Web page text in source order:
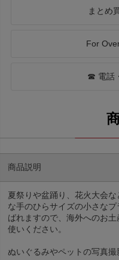
まとめ
For
☎ 電話
商品説明
夏祭りや盆踊り、花火大会
な手のひらサイズの小さな
ばれますので、海外へのお
使いください。
ぬいぐるみやペットの写真撮